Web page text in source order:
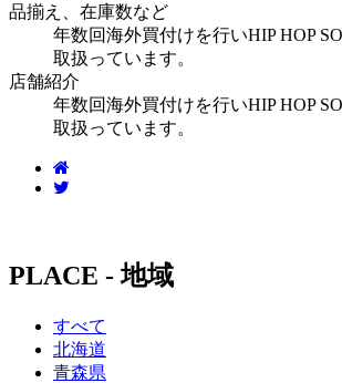
品揃え、在庫数など
年数回海外買付けを行いHIP HOP
取扱っています。
店舗紹介
年数回海外買付けを行いHIP HOP
取扱っています。
PLACE - 地域
すべて
北海道
青森県